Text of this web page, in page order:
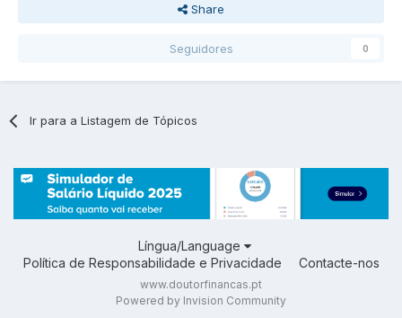
Share
Seguidores 0
Ir para a Listagem de Tópicos
Língua/Language
Política de Responsabilidade e Privacidade
Contacte-nos
www.doutorfinancas.pt
Powered by Invision Community